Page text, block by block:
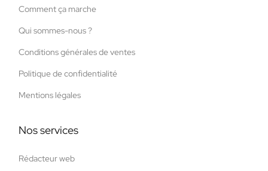
Comment ça marche
Qui sommes-nous ?
Conditions générales de ventes
Politique de confidentialité
Mentions légales
Nos services
Rédacteur web